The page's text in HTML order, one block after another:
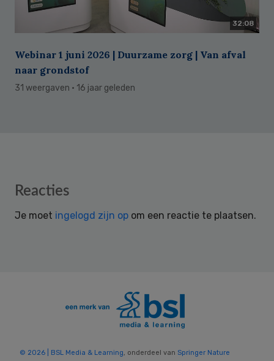
32:08
Webinar 1 juni 2026 | Duurzame zorg | Van afval
naar grondstof
31 weergaven · 16 jaar geleden
Reader
Reacties
Je moet ingelogd zijn op om een reactie te plaatsen.
© 2026 | BSL Media & Learning, onderdeel van Springer Nature